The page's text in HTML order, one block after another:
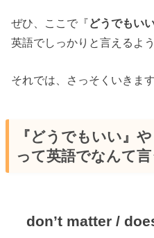
ぜひ、ここで『どうでもい
英語でしっかりと言えるよ
それでは、さっそくいきます
『どうでもいい』
って英語でなんて言
don’t matter /